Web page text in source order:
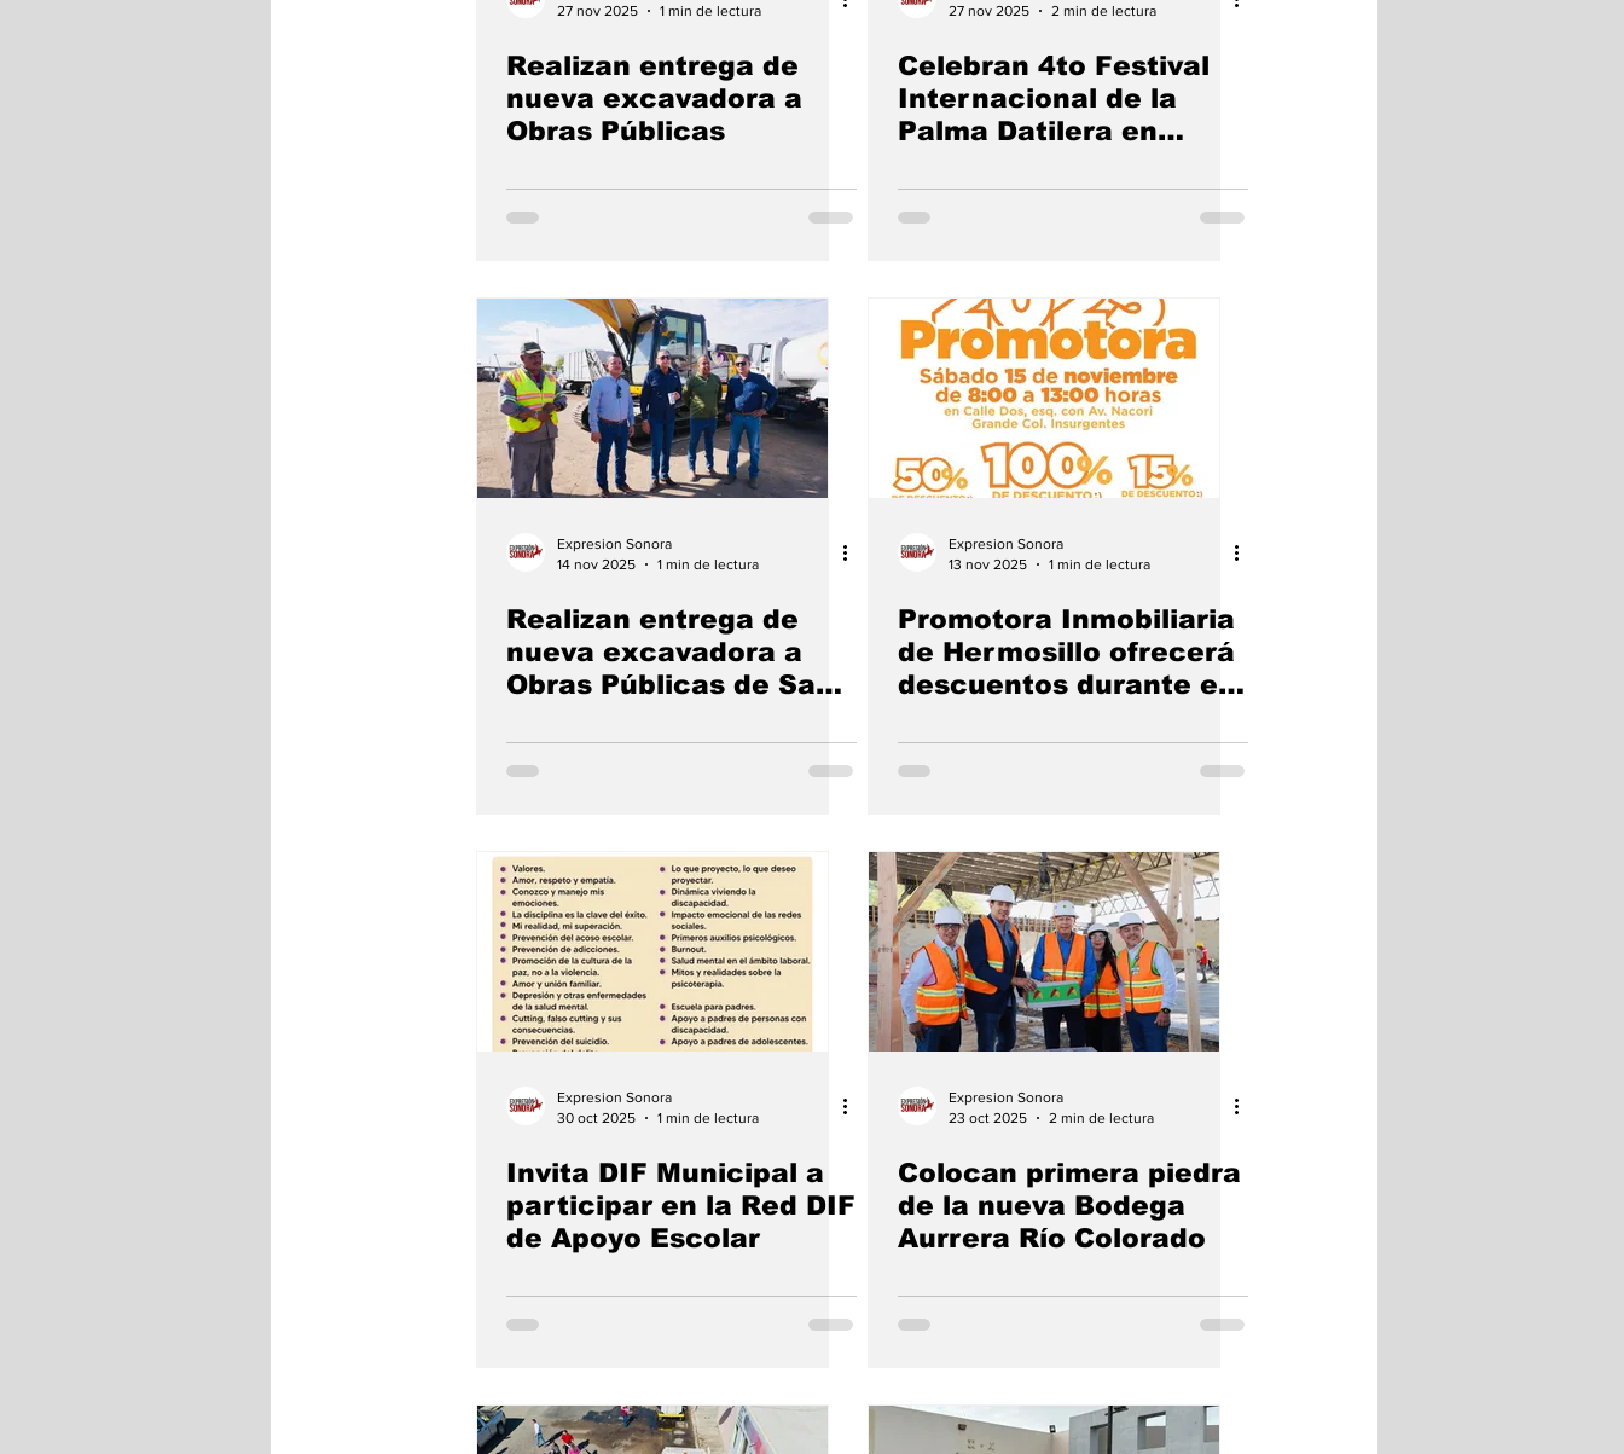
27 nov 2025
1 min de lectura
Realizan entrega de
nueva excavadora a
Obras Públicas
27 nov 2025
2 min de lectura
Celebran 4to Festival
Internacional de la
Palma Datilera en
Expresion Sonora
14 nov 2025
1 min de lectura
Realizan entrega de
nueva excavadora a
Obras Públicas de San
Expresion Sonora
13 nov 2025
1 min de lectura
Promotora Inmobiliaria
de Hermosillo ofrecerá
descuentos durante el
Expresion Sonora
30 oct 2025
1 min de lectura
Invita DIF Municipal a
participar en la Red DIF
de Apoyo Escolar
Expresion Sonora
23 oct 2025
2 min de lectura
Colocan primera piedra
de la nueva Bodega
Aurrera Río Colorado